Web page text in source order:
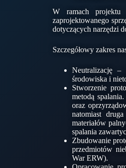
W ramach projektu
zaprojektowanego
dotyczących narzędzi
Szczegółowy zakres
Neutralizację –
środowiska i
Stworzenie
metodą
oraz
natomiast
materiałów
spalania
Zbudowanie
przedmiotów
War ERW).